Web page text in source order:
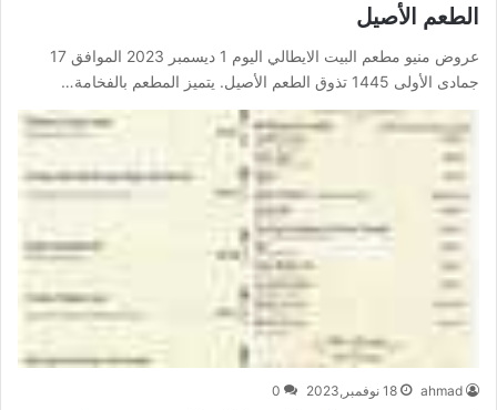
الطعم الأصيل
عروض منيو مطعم البيت الايطالي اليوم 1 ديسمبر 2023 الموافق 17
جمادى الأولى 1445 تذوق الطعم الأصيل. يتميز المطعم بالفخامة…
ahmad 18 نوفمبر,2023 0